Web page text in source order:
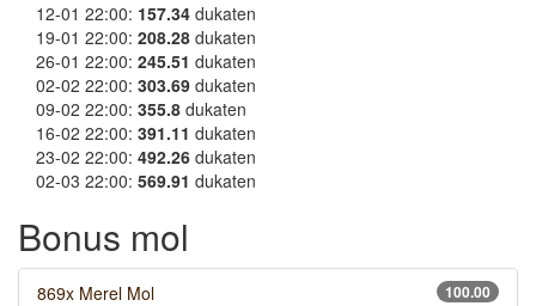
12-01 22:00: 157.34 dukaten
19-01 22:00: 208.28 dukaten
26-01 22:00: 245.51 dukaten
02-02 22:00: 303.69 dukaten
09-02 22:00: 355.8 dukaten
16-02 22:00: 391.11 dukaten
23-02 22:00: 492.26 dukaten
02-03 22:00: 569.91 dukaten
Bonus mol
100.00
869x Merel Mol